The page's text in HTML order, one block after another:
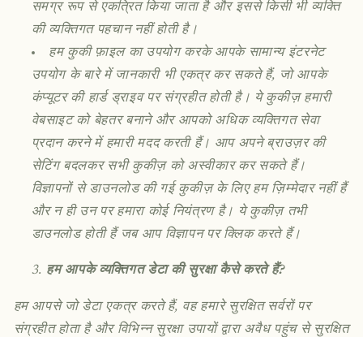
समग्र रूप से एकत्रित किया जाता है और इससे किसी भी व्यक्ति
की व्यक्तिगत पहचान नहीं होती है।
हम कुकी फ़ाइल का उपयोग करके आपके सामान्य इंटरनेट
उपयोग के बारे में जानकारी भी एकत्र कर सकते हैं, जो आपके
कंप्यूटर की हार्ड ड्राइव पर संग्रहीत होती है। ये कुकीज़ हमारी
वेबसाइट को बेहतर बनाने और आपको अधिक व्यक्तिगत सेवा
प्रदान करने में हमारी मदद करती हैं। आप अपने ब्राउज़र की
सेटिंग बदलकर सभी कुकीज़ को अस्वीकार कर सकते हैं।
विज्ञापनों से डाउनलोड की गई कुकीज़ के लिए हम ज़िम्मेदार नहीं हैं
और न ही उन पर हमारा कोई नियंत्रण है। ये कुकीज़ तभी
डाउनलोड होती हैं जब आप विज्ञापन पर क्लिक करते हैं।
हम आपके व्यक्तिगत डेटा की सुरक्षा कैसे करते हैं?
हम आपसे जो डेटा एकत्र करते हैं, वह हमारे सुरक्षित सर्वरों पर
संग्रहीत होता है और विभिन्न सुरक्षा उपायों द्वारा अवैध पहुंच से सुरक्षित